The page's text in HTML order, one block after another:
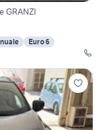
GRANZI
Euro 6